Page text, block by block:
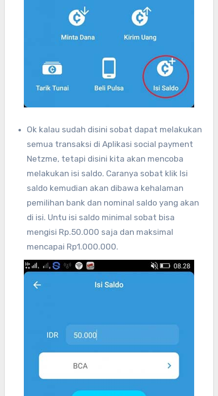
Ok kalau sudah disini sobat dapat melakukan
semua transaksi di Aplikasi social payment
Netzme, tetapi disini kita akan mencoba
melakukan isi saldo. Caranya sobat klik Isi
saldo kemudian akan dibawa kehalaman
pemilihan bank dan nominal saldo yang akan
di isi. Untu isi saldo minimal sobat bisa
mengisi Rp.50.000 saja dan maksimal
mencapai Rp1.000.000.